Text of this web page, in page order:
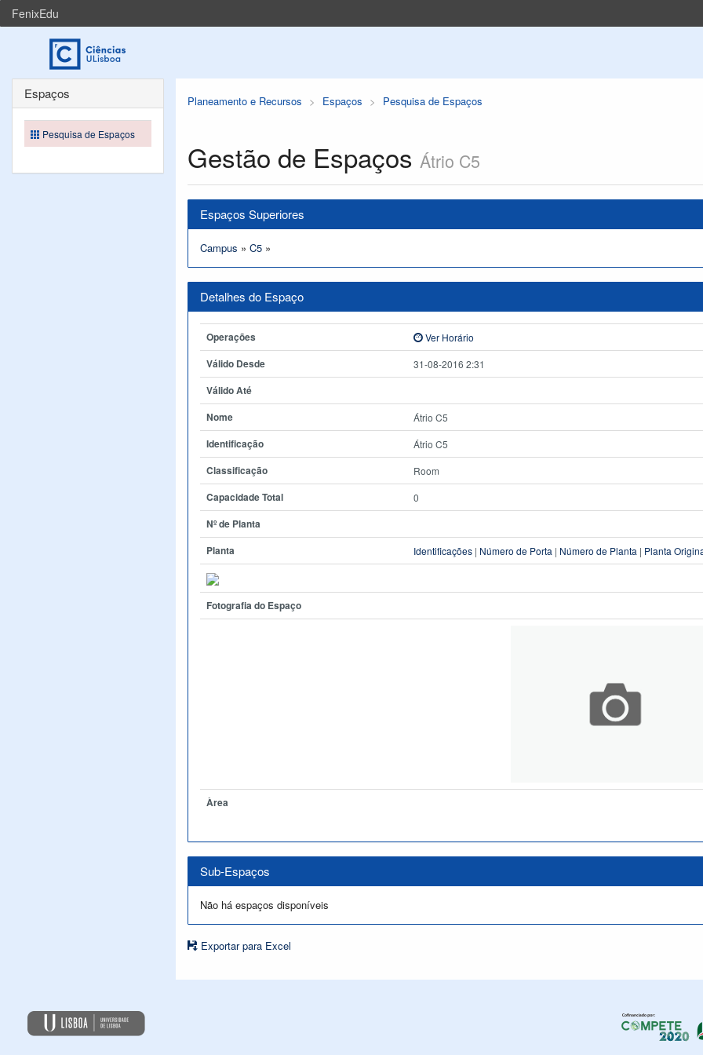
FenixEdu
Planeamento e Recursos Espaços Pesquisa de Espaços
Gestão de Espaços Átrio C5
Espaços Superiores
Campus » C5 »
Detalhes do Espaço
Operações Ver Horário
Válido Desde 31-08-2016 2:31
Válido Até
Nome
Átrio C5
Identificação Átrio C5
Classificação Room
Capacidade Total 0
Nº de Planta
Planta
Identificações | Número de Porta | Número de Planta | Planta
Fotografia do Espaço
Àrea
Sub-Espaços
Não há espaços disponíveis
Exportar para Excel
Espaços
Pesquisa de Espaços